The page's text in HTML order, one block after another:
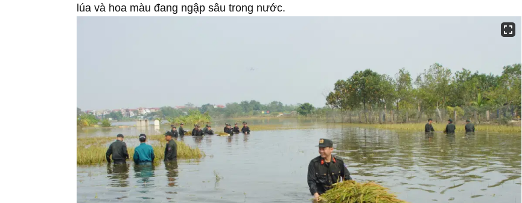
lúa và hoa màu đang ngập sâu trong nước.